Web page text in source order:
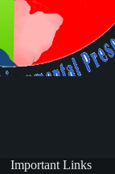
Important Links